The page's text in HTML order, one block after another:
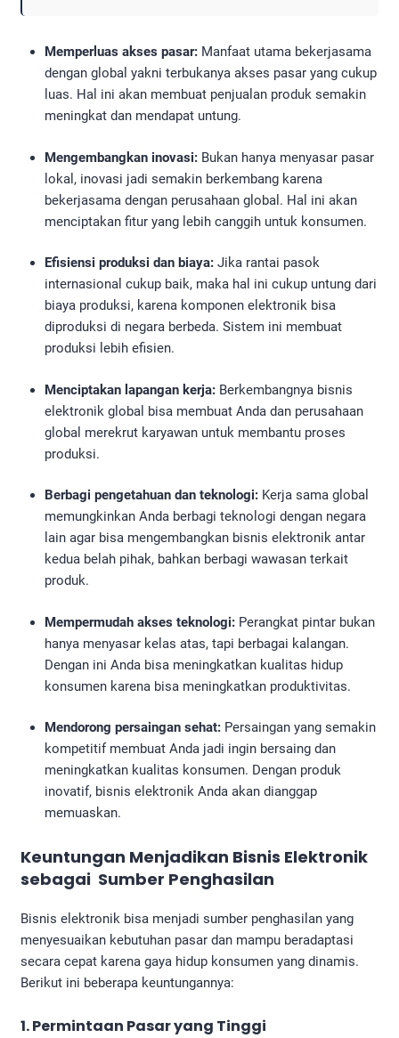
Memperluas akses pasar: Manfaat utama bekerjasama
dengan global yakni terbukanya akses pasar yang cukup
luas. Hal ini akan membuat penjualan produk semakin
meningkat dan mendapat untung.
Mengembangkan inovasi: Bukan hanya menyasar pasar
lokal, inovasi jadi semakin berkembang karena
bekerjasama dengan perusahaan global. Hal ini akan
menciptakan fitur yang lebih canggih untuk konsumen.
Efisiensi produksi dan biaya:Jika rantai pasok
internasional cukup baik, maka hal ini cukup untung dari
biaya produksi, karena komponen elektronik bisa
diproduksi di negara berbeda. Sistem ini membuat
produksi lebih efisien.
Menciptakan lapangan kerja: Berkembangnya bisnis
elektronik global bisa membuat Anda dan perusahaan
global merekrut karyawan untuk membantu proses
produksi.
Berbagi pengetahuan dan teknologi: Kerja sama global
memungkinkan Anda berbagi teknologi dengan negara
lain agar bisa mengembangkan bisnis elektronik antar
kedua belah pihak, bahkan berbagi wawasan terkait
produk.
Mempermudah akses teknologi: Perangkat pintar bukan
hanya menyasar kelas atas, tapi berbagai kalangan.
Dengan ini Anda bisa meningkatkan kualitas hidup
konsumen karena bisa meningkatkan produktivitas.
Mendorong persaingan sehat: Persaingan yang semakin
kompetitif membuat Anda jadi ingin bersaing dan
meningkatkan kualitas konsumen. Dengan produk
inovatif, bisnis elektronik Anda akan dianggap
memuaskan.
Keuntungan Menjadikan Bisnis Elektronik
sebagai Sumber Penghasilan
Bisnis elektronik bisa menjadi sumber penghasilan yang
menyesuaikan kebutuhan pasar dan mampu beradaptasi
secara cepat karena gaya hidup konsumen yang dinamis.
Berikut ini beberapa keuntungannya:
1.Permintaan Pasar yang Tinggi